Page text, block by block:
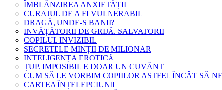
ÎMBLÂNZIREA ANXIETĂȚII
CURAJUL DE A FI VULNERABIL
DRAGĂ, UNDE-S BANII?
INVĂȚĂTORII DE GRIJĂ. SALVATORII
COPILUL INVIZIBIL
SECRETELE MINȚII DE MILIONAR
INTELIGENȚA EROTICĂ
ȚUP. IMPOSIBIL E DOAR UN CUVÂNT
CUM SĂ LE VORBIM COPIILOR ASTFEL ÎNCÂT SĂ
CARTEA ÎNȚELEPCIUNII